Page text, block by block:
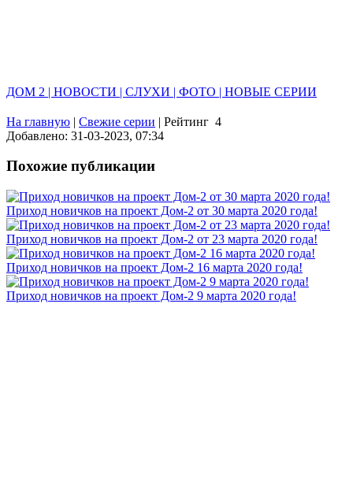
ДОМ 2 | НОВОСТИ | СЛУХИ | ФОТО | НОВЫЕ СЕРИИ
На главную | Свежие серии | Рейтинг 4
Добавлено: 31-03-2023, 07:34
Похожие публикации
Приход новичков на проект Дом-2 от 30 марта 2020 года!
Приход новичков на проект Дом-2 от 23 марта 2020 года!
Приход новичков на проект Дом-2 16 марта 2020 года!
Приход новичков на проект Дом-2 9 марта 2020 года!